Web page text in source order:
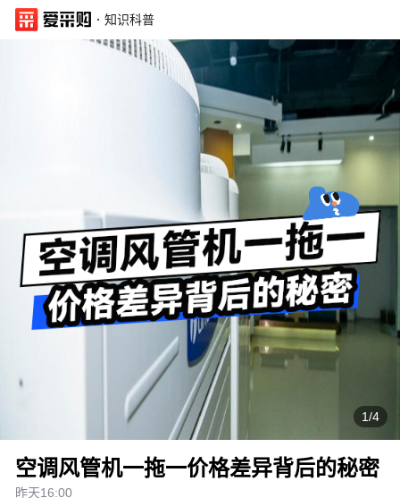
· 知识科普
1/4
空调风管机一拖一价格差异背后的秘密
昨天16:00